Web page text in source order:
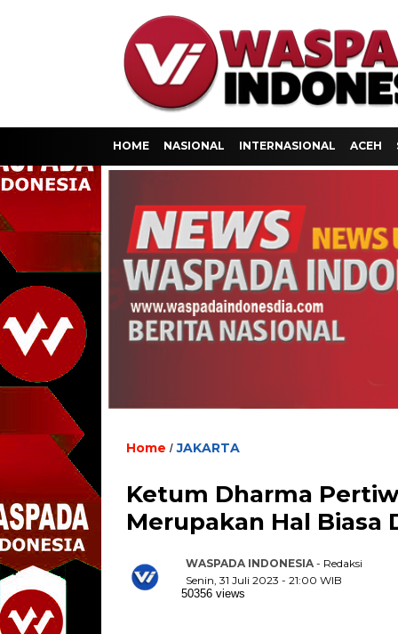
HOME NASIONAL INTERNASIONAL ACEH
Home /JAKARTA
Ketum Dharma
Merupakan Hal Biasa
WASPADA INDONESIA - Redaksi
Senin, 31 Juli 2023 - 21:00 WIB
50356 views